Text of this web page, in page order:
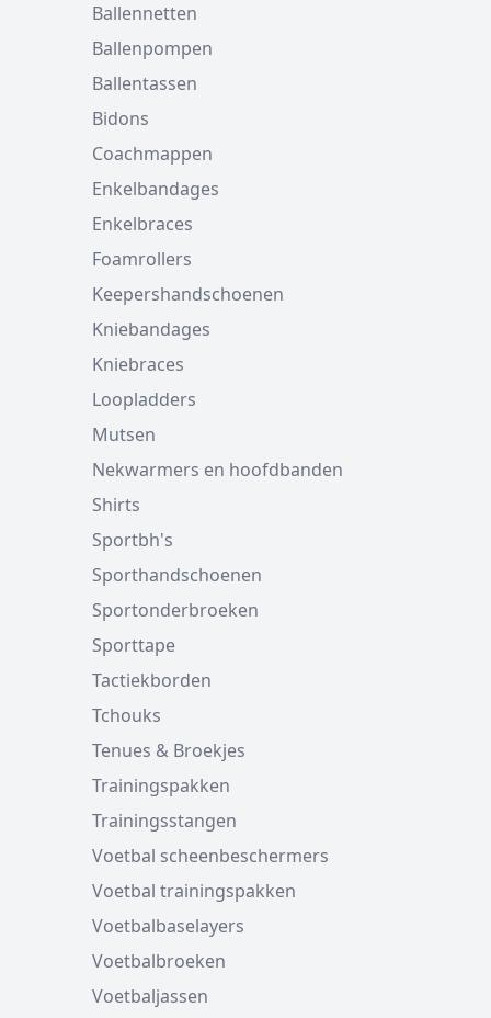
Ballennetten
Ballenpompen
Ballentassen
Bidons
Coachmappen
Enkelbandages
Enkelbraces
Foamrollers
Keepershandschoenen
Kniebandages
Kniebraces
Loopladders
Mutsen
Nekwarmers en hoofdbanden
Shirts
Sportbh's
Sporthandschoenen
Sportonderbroeken
Sporttape
Tactiekborden
Tchouks
Tenues & Broekjes
Trainingspakken
Trainingsstangen
Voetbal scheenbeschermers
Voetbal trainingspakken
Voetbalbaselayers
Voetbalbroeken
Voetbaljassen